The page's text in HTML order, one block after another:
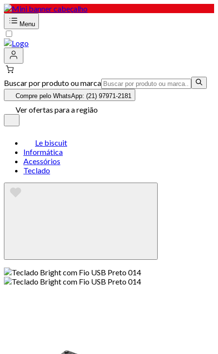
Menu
Buscar por produto ou marca
Compre pelo WhatsApp: (21) 97971-2181
Ver ofertas para a região
Le biscuit
Informática
Acessórios
Teclado